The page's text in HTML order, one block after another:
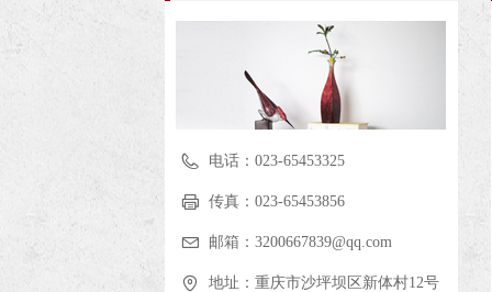
电话： 023-65453325
传真： 023-65453856
邮箱： 3200667839@qq.com
地址： 重庆市沙坪坝区新体村12号